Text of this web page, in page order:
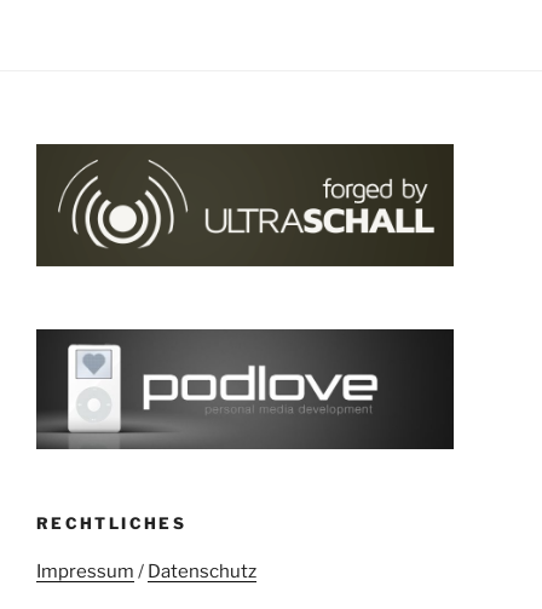
RECHTLICHES
Impressum / Datenschutz